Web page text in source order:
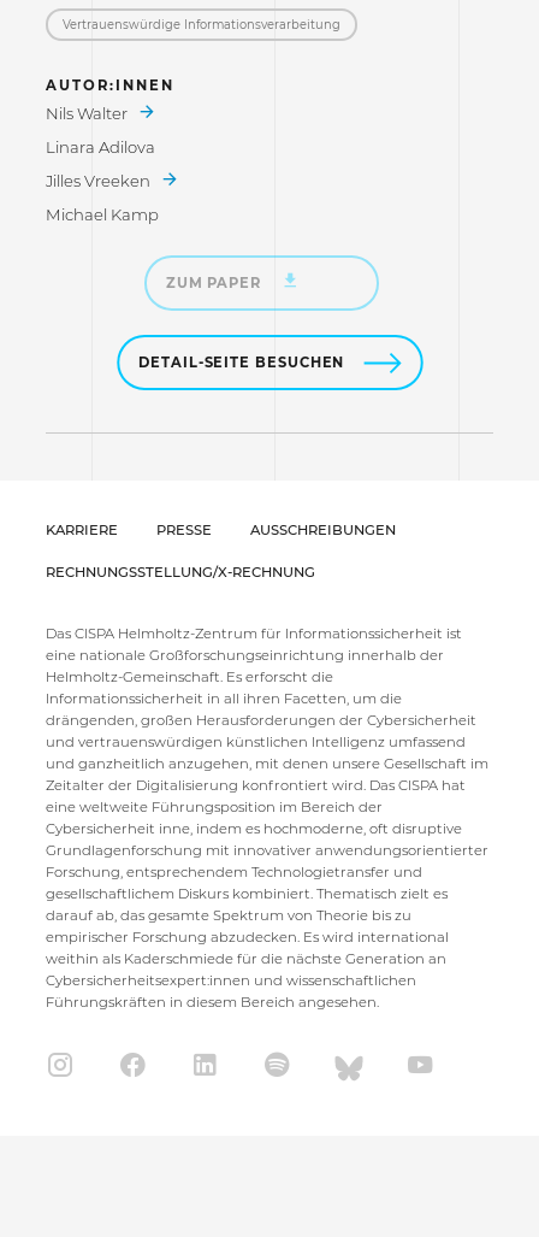
Vertrauenswürdige Informations­verarbeitung
AUTOR:INNEN
Nils Walter
Linara Adilova
Jilles Vreeken
Michael Kamp
ZUM PAPER
DETAIL-SEITE BESUCHEN
KARRIERE PRESSE AUSSCHREIBUNGEN
RECHNUNGSSTELLUNG/X-RECHNUNG
Das CISPA Helmholtz-Zentrum für Informationssicherheit ist
eine nationale Großforschungseinrichtung innerhalb der
Helmholtz-Gemeinschaft. Es erforscht die
Informationssicherheit in all ihren Facetten, um die
drängenden, großen Herausforderungen der Cybersicherheit
und vertrauenswürdigen künstlichen Intelligenz umfassend
und ganzheitlich anzugehen, mit denen unsere Gesellschaft im
Zeitalter der Digitalisierung konfrontiert wird. Das CISPA hat
eine weltweite Führungsposition im Bereich der
Cybersicherheit inne, indem es hochmoderne, oft disruptive
Grundlagenforschung mit innovativer anwendungsorientierter
Forschung, entsprechendem Technologietransfer und
gesellschaftlichem Diskurs kombiniert. Thematisch zielt es
darauf ab, das gesamte Spektrum von Theorie bis zu
empirischer Forschung abzudecken. Es wird international
weithin als Kaderschmiede für die nächste Generation an
Cybersicherheitsexpert:innen und wissenschaftlichen
Führungskräften in diesem Bereich angesehen.